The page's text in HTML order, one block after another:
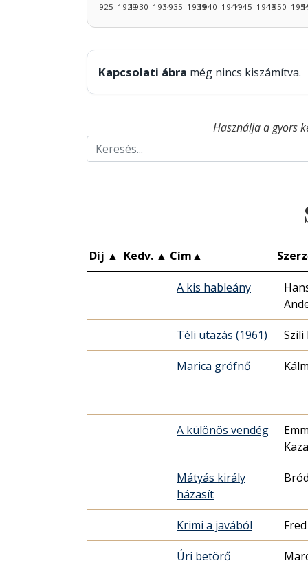
1925–19291930–19341935–19391940–19441945–1949
Kapcsolati ábra még nincs kiszámítva.
Használja a gyors
Díj ▲ Kedv. ▲ Cím▲
A kis hableány
Téli utazás (1961)
Marica grófnő
A különös vendég
Mátyás király
házasít
Krimi a javából
Úri betörő